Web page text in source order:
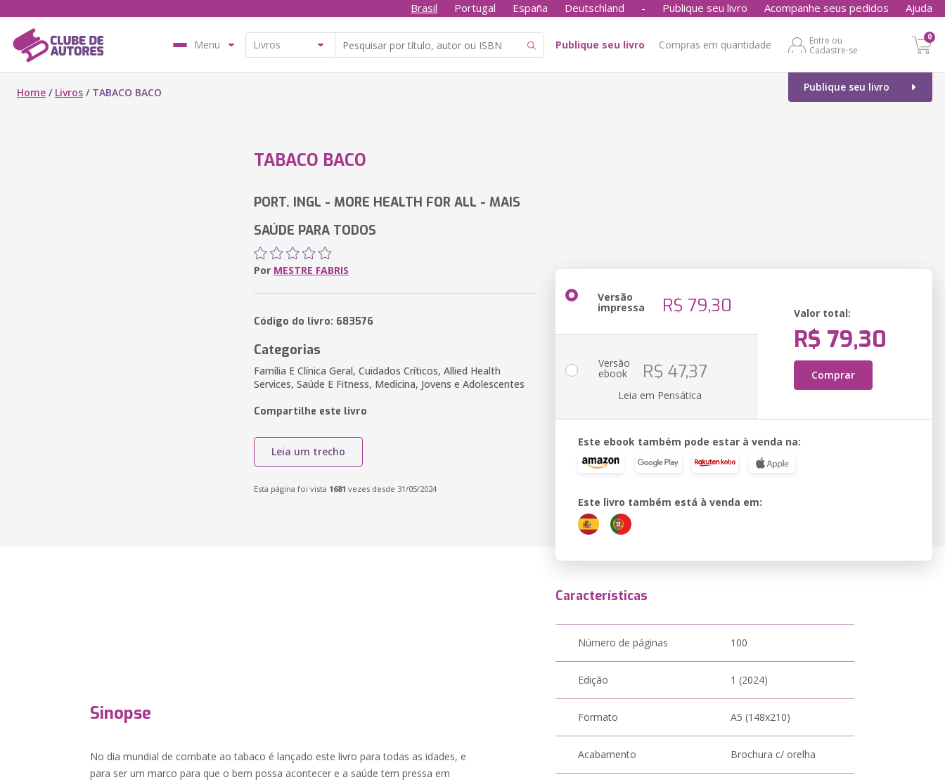
Brasil Portugal España Deutschland - Publique seu livro Acompanhe seus pedidos Ajuda
Menu Publique seu livro Compras em quantidade
Entre ou
Cadastre-se
0
Publique seu livro
Home / Livros / TABACO BACO
TABACO BACO
PORT. INGL - MORE HEALTH FOR ALL - MAIS
SAÚDE PARA TODOS
Por MESTRE FABRIS
Código do livro: 683576
Categorias
Família E Clínica Geral, Cuidados Críticos, Allied Health
Services, Saúde E Fitness, Medicina, Jovens e Adolescentes
Compartilhe este livro
Leia um trecho
Esta página foi vista 1681 vezes desde 31/05/2024
Versão
impressa R$ 79,30 Valor total:
R$ 79,30
Comprar
Versão
ebook R$ 47,37
Leia em Pensática
Este ebook também pode estar à venda na:
Este livro também está à venda em:
Sinopse
No dia mundial de combate ao tabaco é lançado este livro para todas as idades, e
para ser um marco para que o bem possa acontecer e a saúde tem pressa em
Características
Número de páginas 100
Edição 1 (2024)
Formato A5 (148x210)
Acabamento Brochura c/ orelha